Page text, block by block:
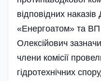
відповідних
«Енергоатом» та
Олексійович
члени комісії
гідротехнічних